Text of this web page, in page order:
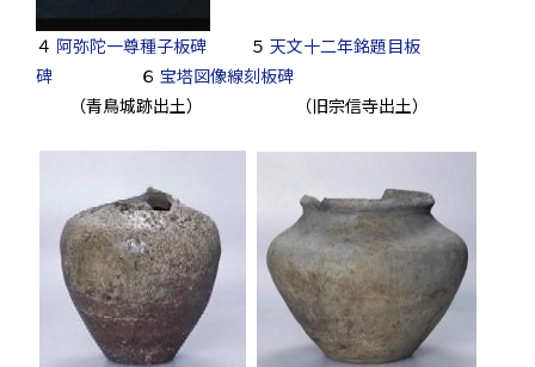
４ 阿弥陀一尊種子板碑 ５ 天文十二年銘題目板
碑 ６ 宝塔図像線刻板碑
（青鳥城跡出土） （旧宗信寺出土）